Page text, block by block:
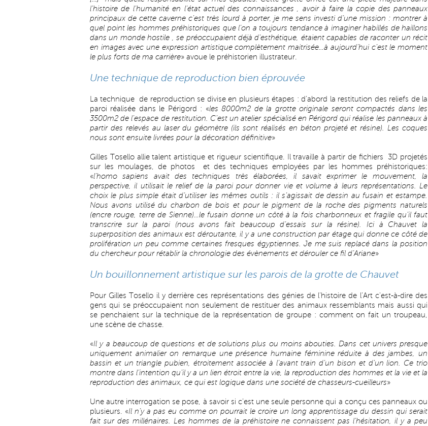
l’histoire de l’humanité en l’état actuel des connaissances , avoir à faire la copie des panneaux
principaux de cette caverne c’est très lourd à porter, je me sens investi d’une mission : montrer à
quel point les hommes préhistoriques que l’on a toujours tendance à imaginer habillés de haillons
dans un monde hostile , se préoccupaient déjà d’esthétique, étaient capables de raconter un récit
en images avec une expression artistique complètement maitrisée…à aujourd’hui c’est le moment
le plus forts de ma carrière» avoue le préhistorien illustrateur.
Une technique de reproduction bien éprouvée
La technique de reproduction se divise en plusieurs étapes : d’abord la restitution des reliefs de la
paroi réalisée dans le Périgord : «les 8000m2 de la grotte originale seront compactés dans les
3500m2 de l’espace de restitution. C’est un atelier spécialisé en Périgord qui réalise les panneaux à
partir des relevés au laser du géomètre (ils sont réalisés en béton projeté et résine). Les coques
nous sont ensuite livrées pour la décoration définitive»
Gilles Tosello allie talent artistique et rigueur scientifique. Il travaille à partir de fichiers 3D projetés
sur les moulages, de photos et des techniques employées par les hommes préhistoriques:
«l’homo sapiens avait des techniques très élaborées, il savait exprimer le mouvement, la
perspective, il utilisait le relief de la paroi pour donner vie et volume à leurs représentations. Le
choix le plus simple était d’utiliser les mêmes outils : il s’agissait de dessin au fusain et estampe.
Nous avons utilisé du charbon de bois et pour le pigment de la roche des pigments naturels
(encre rouge, terre de Sienne)…le fusain donne un côté à la fois charbonneux et fragile qu’il faut
transcrire sur la paroi (nous avons fait beaucoup d’essais sur la résine). Ici à Chauvet la
superposition des animaux est déroutante, il y a une construction par étage qui donne ce côté de
prolifération un peu comme certaines fresques égyptiennes. Je me suis replacé dans la position
du chercheur pour rétablir la chronologie des évènements et dérouler ce fil d’Ariane»
Un bouillonnement artistique sur les parois de la grotte de Chauvet
Pour Gilles Tosello il y derrière ces représentations des génies de l’histoire de l’Art c'est-à-dire des
gens qui se préoccupaient non seulement de restituer des animaux ressemblants mais aussi qui
se penchaient sur la technique de la représentation de groupe : comment on fait un troupeau,
une scène de chasse.
«Il y a beaucoup de questions et de solutions plus ou moins abouties. Dans cet univers presque
uniquement animalier on remarque une présence humaine féminine réduite à des jambes, un
bassin et un triangle pubien, étroitement associée à l’avant train d’un bison et d’un lion. Ce trio
montre dans l’intention qu’il y a un lien étroit entre la vie, la reproduction des hommes et la vie et la
reproduction des animaux, ce qui est logique dans une société de chasseurs-cueilleurs»
Une autre interrogation se pose, à savoir si c’est une seule personne qui a conçu ces panneaux ou
plusieurs. «Il n’y a pas eu comme on pourrait le croire un long apprentissage du dessin qui serait
fait sur des millénaires. Les hommes de la préhistoire ne connaissent pas l’hésitation, il y a peu